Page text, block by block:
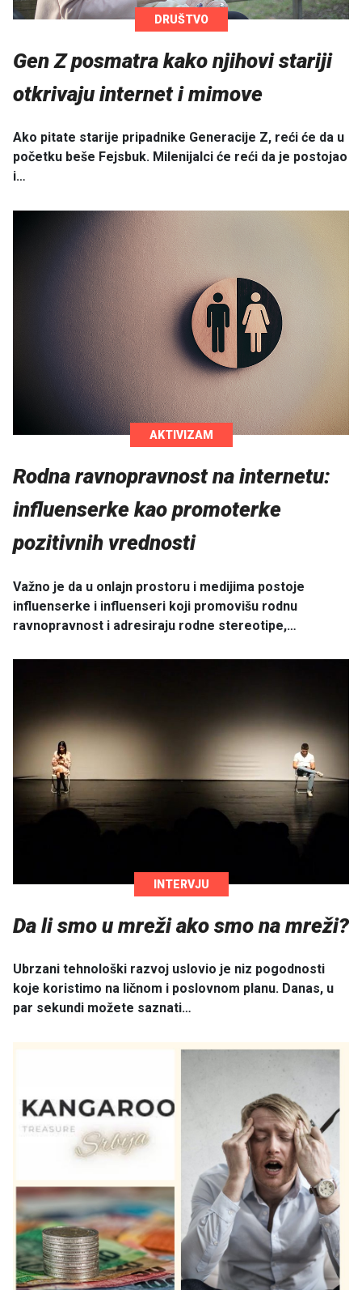
DRUŠTVO
Gen Z posmatra kako njihovi stariji
otkrivaju internet i mimove
Ako pitate starije pripadnike Generacije Z, reći će da u
početku beše Fejsbuk. Milenijalci će reći da je postojao
i…
AKTIVIZAM
Rodna ravnopravnost na internetu:
influenserke kao promoterke
pozitivnih vrednosti
Važno je da u onlajn prostoru i medijima postoje
influenserke i influenseri koji promovišu rodnu
ravnopravnost i adresiraju rodne stereotipe,…
INTERVJU
Da li smo u mreži ako smo na mreži?
Ubrzani tehnološki razvoj uslovio je niz pogodnosti
koje koristimo na ličnom i poslovnom planu. Danas, u
par sekundi možete saznati…